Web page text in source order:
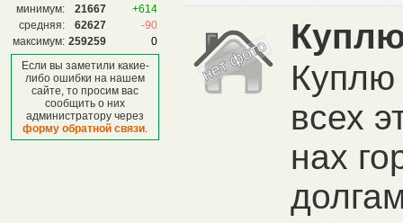
минимум:
21667
+614
средняя:
62627
-90
максимум: 259259
0
Если вы заметили какие-
либо ошибки на нашем
сайте, то просим вас
сообщить о них
администратору через
форму обратной связи.
Куплю
всех
нах